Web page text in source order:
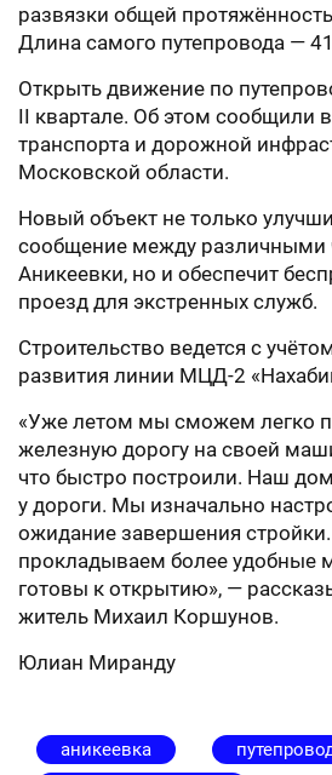
развязки общей
Длина самого путепровода —
Открыть движение по
II квартале. Об этом сообщили
транспорта и дорожной
Московской области.
Новый объект не только
сообщение между различными
Аникеевки, но и обеспечит
проезд для экстренных служб.
Строительство ведется с
развития линии МЦД-2
«Уже летом мы сможем легко
железную дорогу на своей
что быстро построили. Наш
у дороги. Мы изначально
ожидание завершения
прокладываем более удобные
готовы к открытию», —
житель Михаил Коршунов.
Юлиан Миранду
аникеевка